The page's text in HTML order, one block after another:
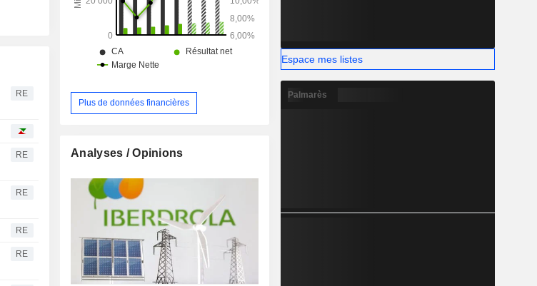
RE
RE
RE
RE
RE
Plus de données financières
Analyses / Opinions
Espace mes listes
Palmarès